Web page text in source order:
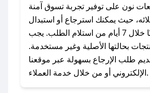
### كيف تحصل على كوبونات خصم حصرية من
توزيعات نون؟
كوبونات وخصومات حصرية، قم بما
يلي:
- اضغط على أيقونة متابعة لمتجر توزيعات نون في
نون على توفير تجربة تسوق آمنة
حيث يمكنك استرجاع أو استبدال
المنتجات مجانًا خلال 7 أيام من استلام الطلب. يجب
بحالتها الأصلية وغير مستخدمة.
طلب الإرجاع بسهولة عبر موقعنا
الإلكتروني أو من خلال خدمة العملاء.